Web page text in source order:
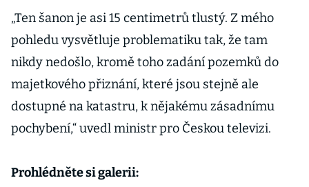
„Ten šanon je asi 15 centimetrů tlustý. Z mého
pohledu vysvětluje problematiku tak, že tam
nikdy nedošlo, kromě toho zadání pozemků do
majetkového přiznání, které jsou stejně ale
dostupné na katastru, k nějakému zásadnímu
pochybení,“ uvedl ministr pro Českou televizi.
Prohlédněte si galerii: